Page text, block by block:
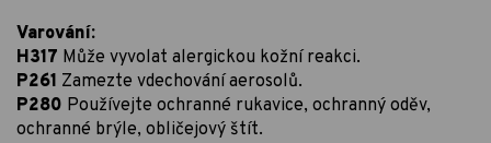
Varování:
H317 Může vyvolat alergickou kožní reakci.
P261 Zamezte vdechování aerosolů.
P280 Používejte ochranné rukavice, ochranný oděv,
ochranné brýle, obličejový štít.